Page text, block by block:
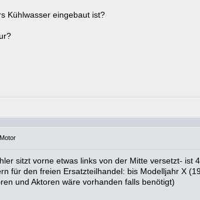
Kühlwasser eingebaut ist?
sitzt vorne etwas links von der Mitte versetzt-
für den freien Ersatzteilhandel: bis Modelljahr X
und Aktoren wäre vorhanden falls benötigt)